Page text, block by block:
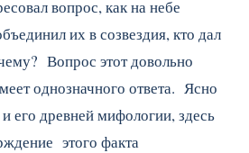
вопрос, как на небе
их в созвездия, кто дал
Вопрос этот довольно
однозначного ответа. Ясно
его древней мифологии, здесь
этого факта